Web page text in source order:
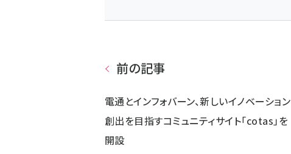
前の記事
電通とインフォバーン、新しいイノベーション
創出を目指すコミュニティサイト「cotas」を
開設